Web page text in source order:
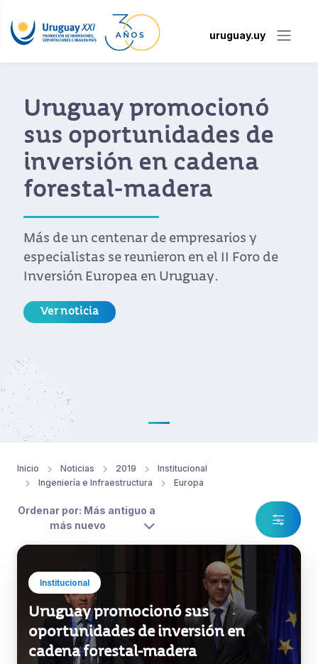
uruguay.uy
Uruguay promocionó
sus oportunidades de
inversión en cadena
forestal-madera
Más de un centenar de empresarios y
especialistas se reunieron en el II Foro de
Inversión Europea en Uruguay.
Ver noticia
Inicio Noticias 2019
Institucional
Ingeniería e Infraestructura
Europa
Ordenar por: Más antiguo a
más nuevo
Institucional
Uruguay promocionó sus
oportunidades de inversión en
cadena forestal-madera